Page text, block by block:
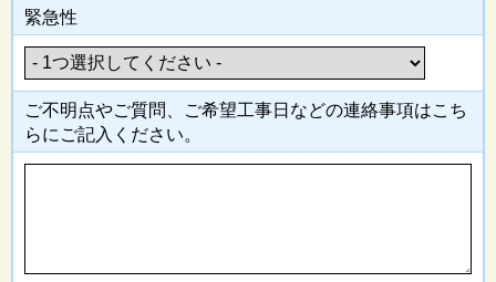
緊急性
ご不明点やご質問、ご希望工事日などの連絡事項はこち
らにご記入 ください。